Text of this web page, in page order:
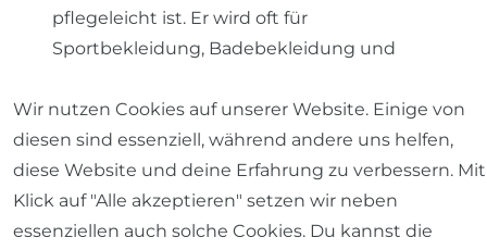
pflegeleicht ist. Er wird oft für
Sportbekleidung, Badebekleidung und
Mischfasern oder reinem Polyester können
glänzender sein und sind oft pflegeleicht
und knitterfrei. Allerdings neigen sie dazu,
unangenehme Gerüche anzunehmen. Ein
geringer Anteil an Elasthan kann dem Garn
Wir nutzen Cookies auf unserer Website. Einige von
diesen sind essenziell, während andere uns helfen,
diese Website und deine Erfahrung zu verbessern. Mit
Klick auf "Alle akzeptieren" setzen wir neben
essenziellen auch solche Cookies. Du kannst die